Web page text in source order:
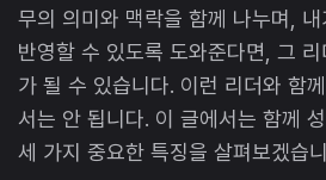
무의 의미와 맥락을 함께 나누며, 내
반영할 수 있도록 도와준다면, 그
가 될 수 있습니다. 이런 리더와 함
서는 안 됩니다. 이 글에서는 함께
세 가지 중요한 특징을 살펴보겠습